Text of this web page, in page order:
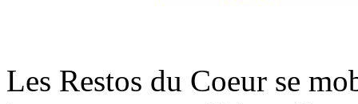
Les Restos du Coeur se